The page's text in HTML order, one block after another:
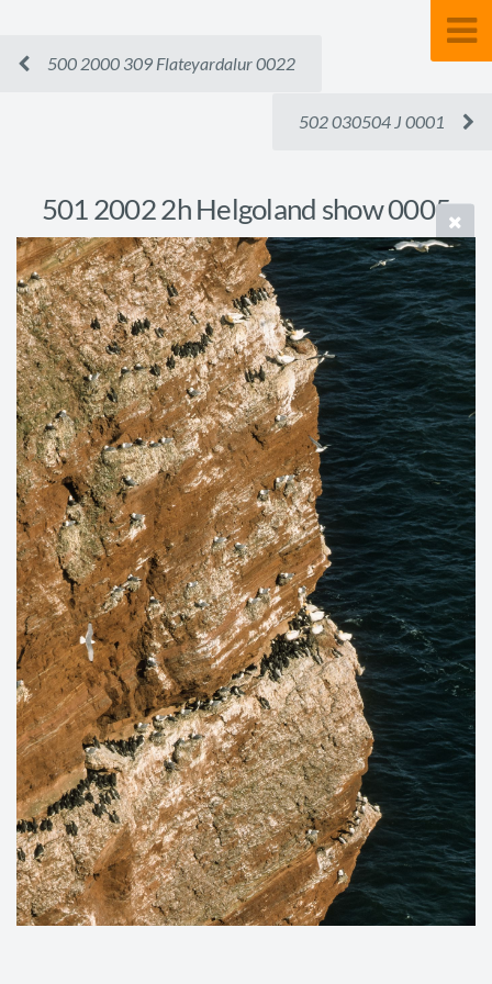
500 2000 309 Flateyardalur 0022
502 030504 J 0001
501 2002 2h Helgoland show 0005